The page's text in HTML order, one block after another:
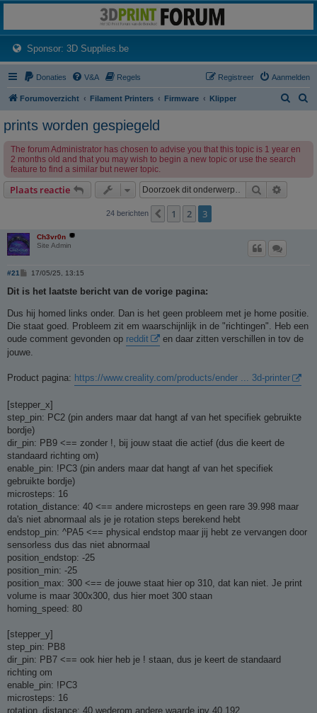
Het 3D print forum van de Benelux na de sluiting van 3dprintforum.nl
Sponsor: 3D Supplies.be(Opens a new tab)
Donaties V&A Regels Aanmelden
Registreer
Forumoverzicht Filament Printers Firmware Klipper
k
prints worden gespiegeld
The forum Administrator has chosen to advise you that this topic is 1 year en
2 months old and that you may wish to begin a new topic or use the search
feature to find a similar but newer topic.
Plaats reactie Zoek
24 berichten Vorige
1 2 3
Ch3vr0n
Site Admin
#21
B
r
h
t
17/05/25, 13:15
Dit is het laatste bericht van de vorige pagina:
Dus hij homed links onder. Dan is het geen probleem met je home positie.
Die staat goed. Probleem zit em waarschijnlijk in de "richtingen". Heb een
oude comment gevonden op reddit
en daar zitten verschillen in tov de
jouwe.
Product pagina: https://www.creality.com/products/ender ... 3d-printer
[stepper_x]
step_pin: PC2 (pin anders maar dat hangt af van het specifiek gebruikte
bordje)
dir_pin: PB9 <== zonder !, bij jouw staat die actief (dus die keert de
standaard richting om)
enable_pin: !PC3 (pin anders maar dat hangt af van het specifiek
gebruikte bordje)
microsteps: 16
rotation_distance: 40 <== andere microsteps en geen rare 39.998 maar
da's niet abnormaal als je je rotation steps berekend hebt
endstop_pin: ^PA5 <== physical endstop maar jij hebt ze vervangen door
sensorless dus das niet abnormaal
position_endstop: -25
position_min: -25
position_max: 300 <== de jouwe staat hier op 310, dat kan niet. Je print
volume is maar 300x300, dus hier moet 300 staan
homing_speed: 80
[stepper_y]
step_pin: PB8
dir_pin: PB7 <== ook hier heb je ! staan, dus je keert de standaard
richting om
enable_pin: !PC3
microsteps: 16
rotation_distance: 40 wederom andere waarde ipv 40.192